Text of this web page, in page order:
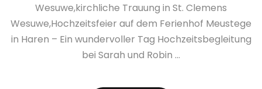
Wesuwe,kirchliche Trauung in St. Clemens
Wesuwe,Hochzeitsfeier auf dem Ferienhof Meustege
in Haren – Ein wundervoller Tag Hochzeitsbegleitung
bei Sarah und Robin ...